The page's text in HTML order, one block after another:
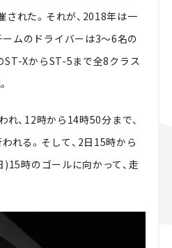
された。それが、2018年は一
ムのドライバーは3～6名の
ST-XからST-5まで全8クラス
、12時から14時50分まで、
れる。そして、2日15時から
時のゴールに向かって、走